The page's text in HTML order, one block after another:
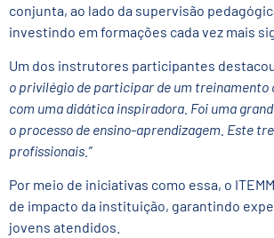
conjunta, ao lado da supervisão
investindo em formações cada vez mais
Um dos instrutores participantes
o privilégio de participar de um
com uma didática inspiradora. Foi uma
o processo de ensino-aprendizagem. Este
profissionais.”
Por meio de iniciativas como essa, o
de impacto da instituição, garantindo
jovens atendidos.